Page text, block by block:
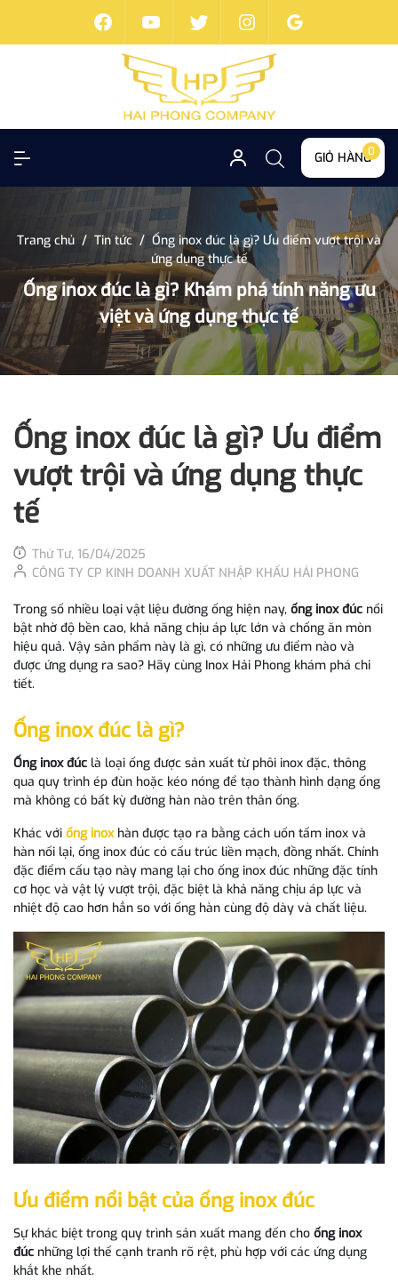
GIỎ HÀNG0
Trang chủ / Tin tức / Ống inox đúc là gì? Ưu điểm vượt trội và
ứng dụng thực tế
Ống inox đúc là gì? Khám phá tính năng ưu
việt và ứng dụng thực tế
Ống inox đúc là gì? Ưu điểm
vượt trội và ứng dụng thực
tế
Thứ Tư, 16/04/2025
CÔNG TY CP KINH DOANH XUẤT NHẬP KHẨU HẢI PHONG
Trong số nhiều loại vật liệu đường ống hiện nay, ống inox đúc nổi
bật nhờ độ bền cao, khả năng chịu áp lực lớn và chống ăn mòn
hiệu quả. Vậy sản phẩm này là gì, có những ưu điểm nào và
được ứng dụng ra sao? Hãy cùng Inox Hải Phong khám phá chi
tiết.
Ống inox đúc là gì?
Ống inox đúc là loại ống được sản xuất từ phôi inox đặc, thông
qua quy trình ép đùn hoặc kéo nóng để tạo thành hình dạng ống
mà không có bất kỳ đường hàn nào trên thân ống.
Khác với ống inoxhàn được tạo ra bằng cách uốn tấm inox và
hàn nối lại, ống inox đúc có cấu trúc liền mạch, đồng nhất. Chính
đặc điểm cấu tạo này mang lại cho ống inox đúc những đặc tính
cơ học và vật lý vượt trội, đặc biệt là khả năng chịu áp lực và
nhiệt độ cao hơn hẳn so với ống hàn cùng độ dày và chất liệu.
Ưu điểm nổi bật của ống inox đúc
Sự khác biệt trong quy trình sản xuất mang đến cho ống inox
đúc những lợi thế cạnh tranh rõ rệt, phù hợp với các ứng dụng
khắt khe nhất.